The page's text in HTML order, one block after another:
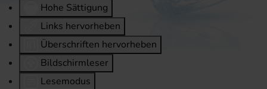
Hohe Sättigung
Links hervorheben
Überschriften hervorheben
Bildschirmleser
Lesemodus